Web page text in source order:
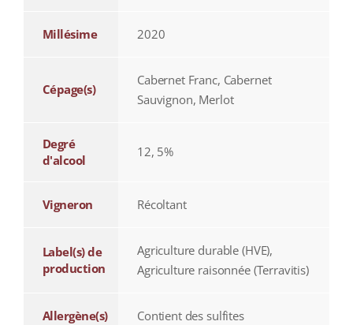
Millésime 2020
Cépage(s)
Cabernet Franc, Cabernet
Sauvignon, Merlot
Degré
d'alcool
12, 5%
Vigneron Récoltant
Label(s) de
production
Agriculture durable (HVE),
Agriculture raisonnée (Terravitis)
Allergène(s) Contient des sulfites